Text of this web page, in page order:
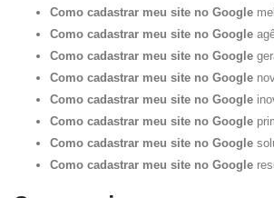
Como cadastrar meu site no Google
Como cadastrar meu site no Google
Como cadastrar meu site no Google
Como cadastrar meu site no Google
Como cadastrar meu site no Google
Como cadastrar meu site no Google
Como cadastrar meu site no Google
Como cadastrar meu site no Google